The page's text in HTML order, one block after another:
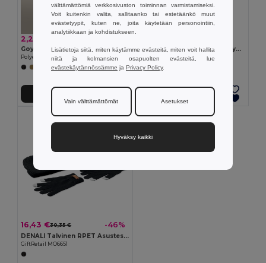
2,24 €
Goya 53543 Pehmeästä kierrätetystä polyesteristä (100% rPET) -materiaalista valmistettu kaksikerroksinen unisex-pipo
Egotier 99038
16,43 €30,35 € -46%
DENALI Talvinen RPET Asustesetti Kolmelle
GiftRetail MO6651
välttämättömiä verkkosivuston toiminnan varmistamiseksi.
Voit kuitenkin valita, sallitaanko tai estetäänkö muut
evästetyypit, kuten ne, joita käytetään personointiin,
analytiikkaan ja kohdistukseen.
Lisätietoja siitä, miten käytämme evästeitä, miten voit hallita
niitä ja kolmansien osapuolten evästeitä, lue
evästekäytännössämme ja Privacy Policy.
Vain välttämättömät Asetukset
Hyväksy kaikki